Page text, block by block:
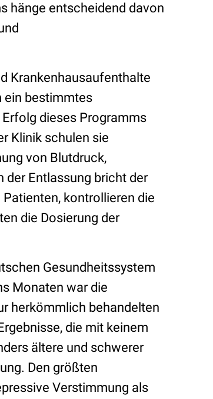
hänge entscheidend davon
Krankenhausaufenthalte
ein bestimmtes
dieses Programms
Klinik schulen sie
von Blutdruck,
der Entlassung bricht der
kontrollieren die
die Dosierung der
Gesundheitssystem
Monaten war die
herkömmlich behandelten
die mit keinem
ältere und schwerer
Den größten
Verstimmung als